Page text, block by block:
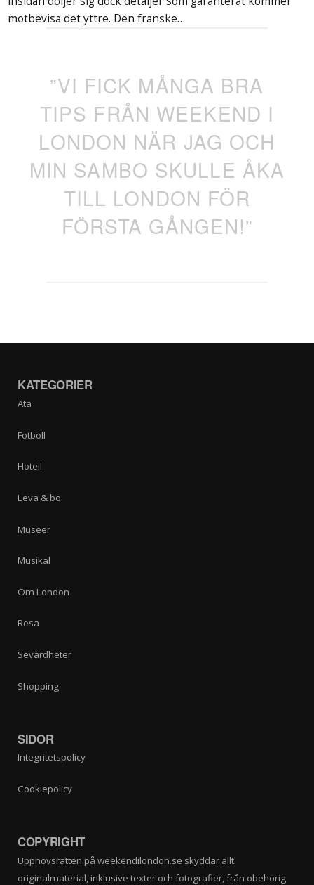
motbevisa det yttre. Den franske…
”VI FICK MÅNGA BRA
TIPS FRÅN WEEKEND I
LONDON NÄR JAG OCH
MIN SAMBO SKULLE ÅKA
TILL LONDON FÖR
FÖRSTA GÅNGEN!”
KATEGORIER
Äta
Fotboll
Hotell
Leva & bo
Museer
Musikal
Om London
Resa
Sevärdheter
Shopping
SIDOR
Integritetspolicy
Cookiepolicy
COPYRIGHT
Upphovsrätten på weekendilondon.se skyddar allt
originalmaterial, inklusive texter och fotografier, från obehörig